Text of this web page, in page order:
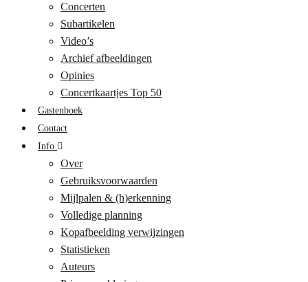
Concerten
Subartikelen
Video’s
Archief afbeeldingen
Opinies
Concertkaartjes Top 50
Gastenboek
Contact
Info
Over
Gebruiksvoorwaarden
Mijlpalen & (h)erkenning
Volledige planning
Kopafbeelding verwijzingen
Statistieken
Auteurs